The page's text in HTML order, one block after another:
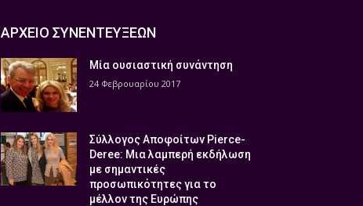
ΑΡΧΕΙΟ ΣΥΝΕΝΤΕΥΞΕΩΝ
Μία ουσιαστική συνάντηση
24 Φεβρουαρίου 2017
Σύλλογος Αποφοίτων Pierce-
Deree: Μια λαμπερή εκδήλωση
με σημαντικές
προσωπικότητες για το
μέλλον της Ευρώπης